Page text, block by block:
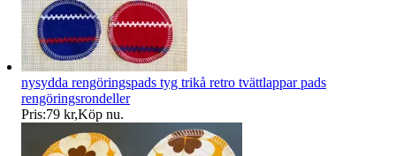
nysydda rengöringspads tyg trikå retro tvättlappar pads
rengöringsrondeller
Pris:79 kr,Köp nu.